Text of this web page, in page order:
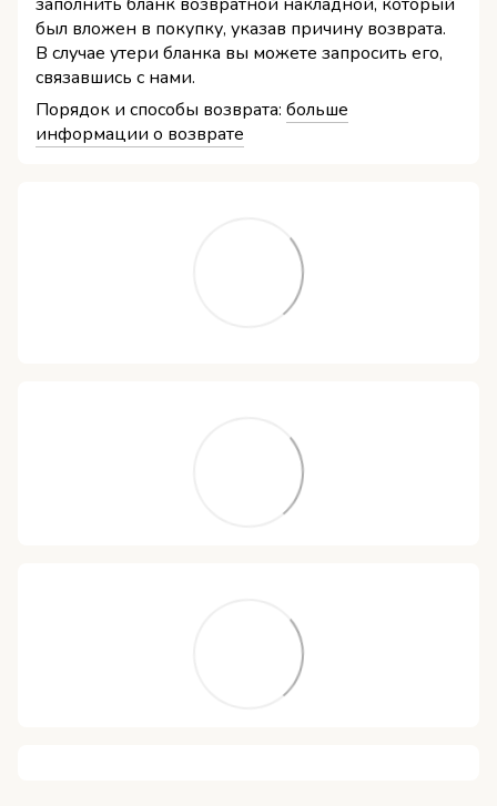
был вложен в покупку, указав причину возврата.
В случае утери бланка вы можете запросить его,
связавшись с нами.
Порядок и способы возврата: больше
информации о возврате